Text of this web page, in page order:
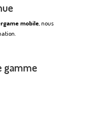
mobile , nous
gamme